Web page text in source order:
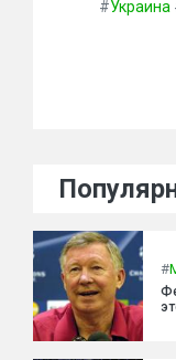
#Украина
#